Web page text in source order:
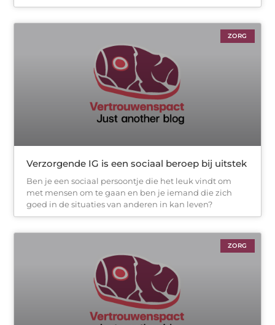
ZORG
Verzorgende IG is een sociaal beroep bij uitstek
Ben je een sociaal persoontje die het leuk vindt om
met mensen om te gaan en ben je iemand die zich
goed in de situaties van anderen in kan leven?
ZORG